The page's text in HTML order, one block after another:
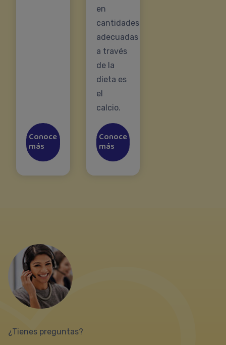
Conoce
más
en
cantidades
adecuadas
a través
de la
dieta es
el
calcio.
Conoce
más
¿Tienes preguntas?